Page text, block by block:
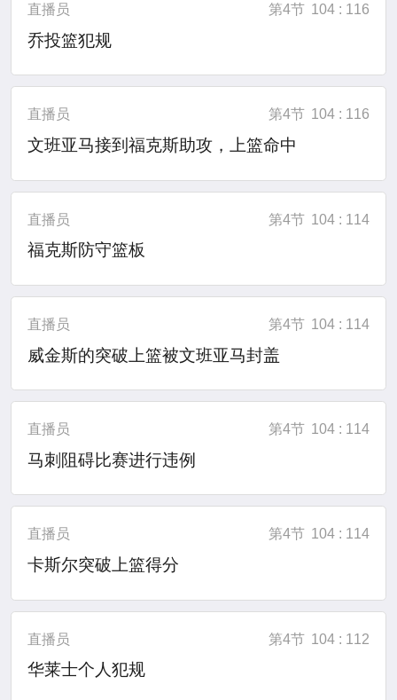
直播员 第4节 104 : 116
乔投篮犯规
直播员 第4节 104 : 116
文班亚马接到福克斯助攻，上篮命中
直播员 第4节 104 : 114
福克斯防守篮板
直播员 第4节 104 : 114
威金斯的突破上篮被文班亚马封盖
直播员 第4节 104 : 114
马刺阻碍比赛进行违例
直播员 第4节 104 : 114
卡斯尔突破上篮得分
直播员 第4节 104 : 112
华莱士个人犯规